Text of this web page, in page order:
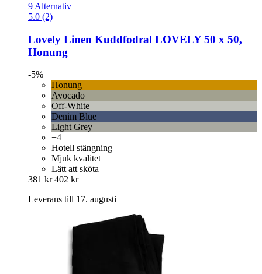
9 Alternativ
5.0 (2)
Lovely Linen Kuddfodral LOVELY 50 x 50,
Honung
-5%
Honung
Avocado
Off-White
Denim Blue
Light Grey
+4
Hotell stängning
Mjuk kvalitet
Lätt att sköta
381 kr 402 kr
Leverans till 17. augusti